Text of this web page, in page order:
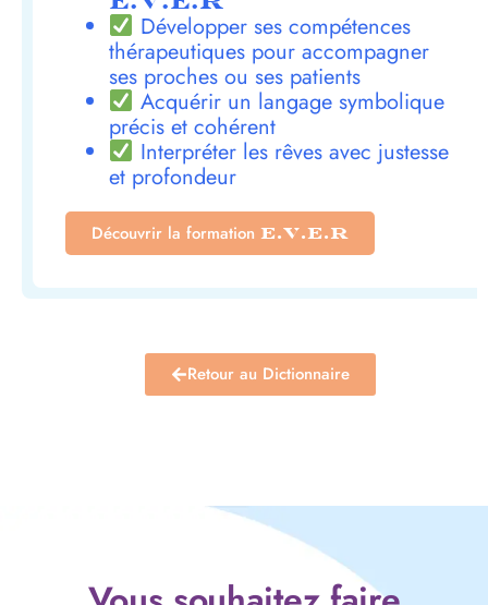
Développer ses compétences
thérapeutiques pour accompagner
ses proches ou ses patients
Acquérir un langage symbolique
précis et cohérent
Interpréter les rêves avec justesse
et profondeur
Découvrir la formation E.V.E.R
Retour au Dictionnaire